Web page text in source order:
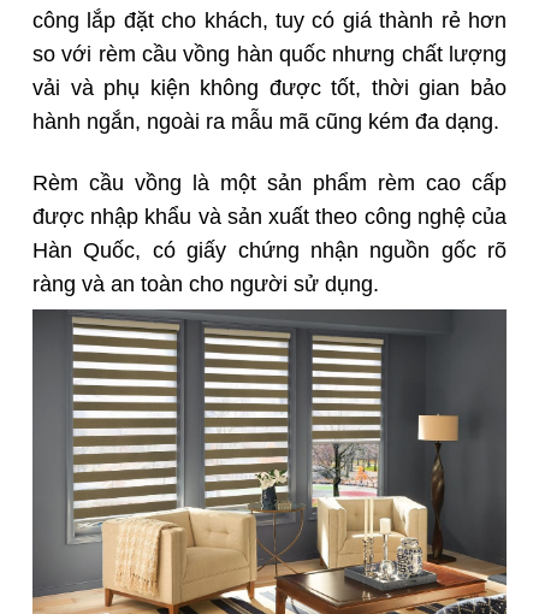
công lắp đặt cho khách, tuy có giá thành rẻ hơn
so với rèm cầu vồng hàn quốc nhưng chất lượng
vải và phụ kiện không được tốt, thời gian bảo
hành ngắn, ngoài ra mẫu mã cũng kém đa dạng.
Rèm cầu vồng là một sản phẩm rèm cao cấp
được nhập khẩu và sản xuất theo công nghệ của
Hàn Quốc, có giấy chứng nhận nguồn gốc rõ
ràng và an toàn cho người sử dụng.